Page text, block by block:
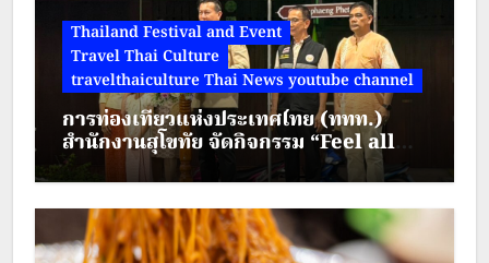
Thailand Festival and Event
Travel Thai Culture
travelthaiculture Thai News youtube channel
การท่องเที่ยวแห่งประเทศไทย (ททท.)
สำนักงานสุโขทัย จัดกิจกรรม “Feel all
the feelings @ Kamphaeng Phet” ณ
ตลาดย้อนยุคนครชุม